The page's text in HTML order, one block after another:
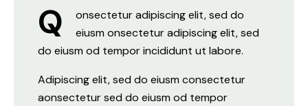
Q
onsectetur adipiscing elit, sed do
eiusm onsectetur adipiscing elit, sed
do eiusm od tempor incididunt ut labore.
Adipiscing elit, sed do eiusm consectetur
aonsectetur sed do eiusm od tempor